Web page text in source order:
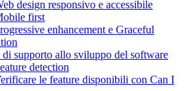
design responsivo e accessibile
first
enhancement e Graceful
supporto allo sviluppo del software
detection
le feature disponibili con Can I